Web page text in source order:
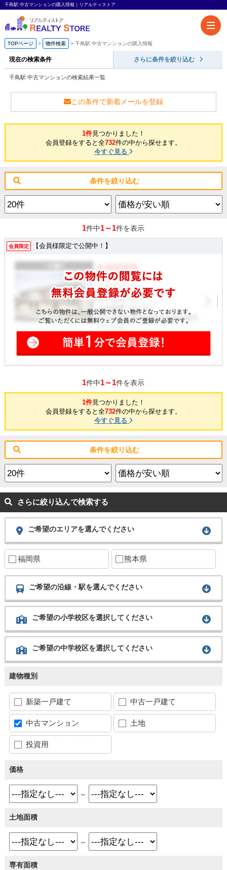
千鳥駅 中古マンションの購入情報｜リアルティストア
TOPページ 物件検索 千鳥駅 中古マンションの購入情報
現在の検索条件 さらに条件を絞り込む
千鳥駅 中古マンションの検索結果一覧
この条件で新着メールを登録
1件見つかりました！
会員登録をすると全732件の中から探せます。
今すぐ見る
条件を絞り込む
1件中1～1件を表示
会員限定 【会員様限定で公開中！】
1件中1～1件を表示
1件見つかりました！
会員登録をすると全732件の中から探せます。
今すぐ見る
条件を絞り込む
さらに絞り込んで検索する
ご希望のエリアを選んでください
福岡県 熊本県
ご希望の沿線・駅を選んでください
ご希望の小学校区を選択してください
ご希望の中学校区を選択してください
建物種別
新築一戸建て 中古一戸建て
中古マンション 土地
投資用
価格
～
土地面積
～
専有面積